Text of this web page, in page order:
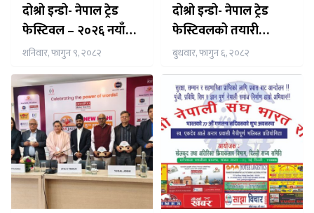
दोश्रो इन्डो- नेपाल ट्रेड
फेस्टिवल – २०२६ नयाँ
दिल्लीमा शुक्रबार देखि
सुरु
शनिवार, फागुन ९, २०८२
दोश्रो इन्डो- नेपाल ट्रेड
फेस्टिवलको तयारी
अन्तिम चरणमा
बुधवार, फागुन ६, २०८२